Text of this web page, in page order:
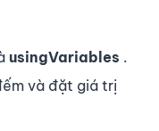
usingVariables .
và đặt giá trị